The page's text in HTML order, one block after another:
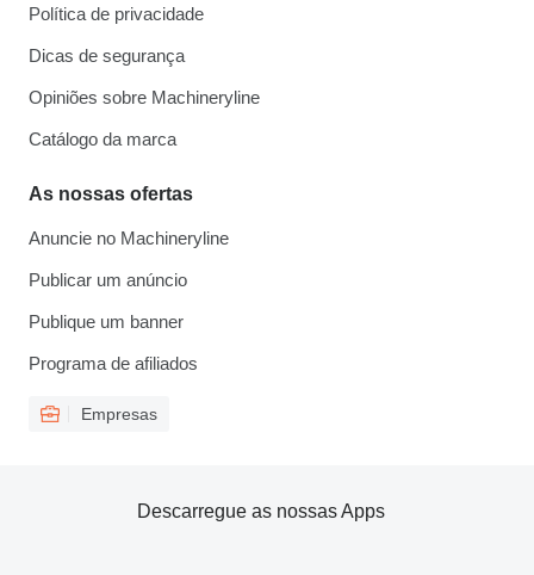
Política de privacidade
Dicas de segurança
Opiniões sobre Machineryline
Catálogo da marca
As nossas ofertas
Anuncie no Machineryline
Publicar um anúncio
Publique um banner
Programa de afiliados
Empresas
Descarregue as nossas Apps